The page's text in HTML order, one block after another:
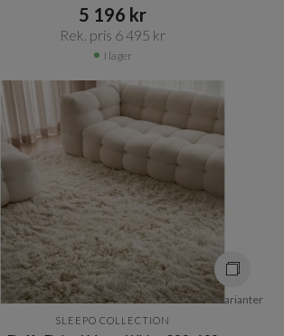
5 196 kr​​
Rek. pris 6 495 kr​​
I lager
+ 6 varianter
SLEEPO COLLECTION